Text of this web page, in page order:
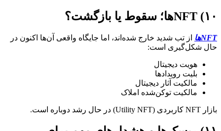
۱۰) NFTها؛ سقوط یا بازگشت؟
NFTها
از تب شدید خارج شده‌اند، اما جایگاه واقعی آن‌ها اکنون در
حال شکل‌گیری است:
هویت دیجیتال
بلیت رویدادها
مالکیت آثار دیجیتال
مالکیت توکن‌شده املاک
بازار NFT کاربردی (Utility NFT) در حال رشد دوباره است.